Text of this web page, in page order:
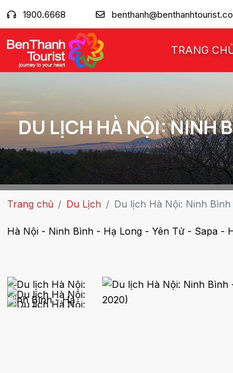
1900.6668
TRANG
DU LỊCH HÀ NỘI: NINH
Trang chủ Du Lịch Du lịch Hà Nội: Ninh
Hà Nội - Ninh Bình - Hạ Long - Yên Tử - Sapa -